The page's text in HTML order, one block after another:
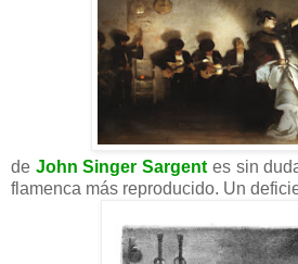
de John Singer Sargent es sin
flamenca más reproducido. Un